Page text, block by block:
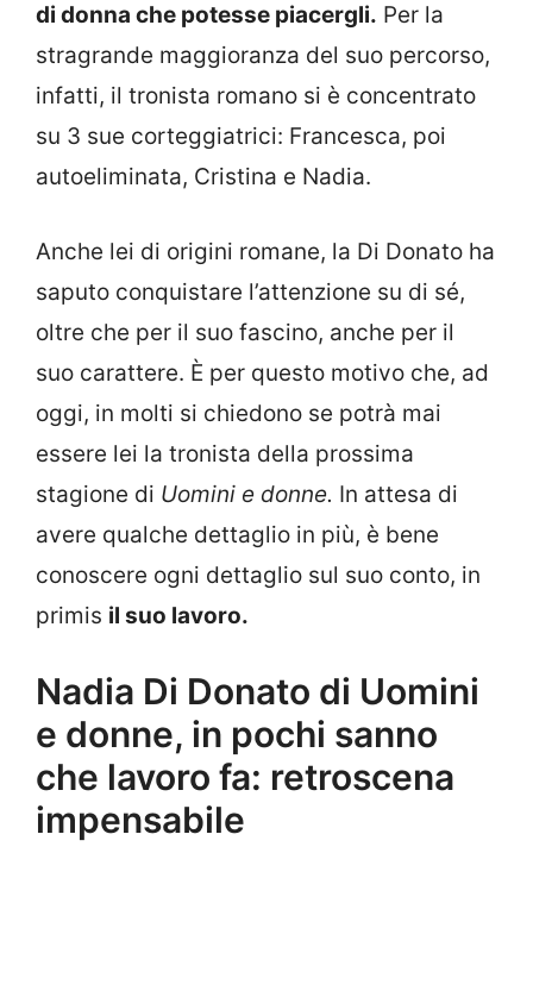
di donna che potesse piacergli. Per la
stragrande maggioranza del suo percorso,
infatti, il tronista romano si è concentrato
su 3 sue corteggiatrici: Francesca, poi
autoeliminata, Cristina e Nadia.
Anche lei di origini romane, la Di Donato ha
saputo conquistare l’attenzione su di sé,
oltre che per il suo fascino, anche per il
suo carattere. È per questo motivo che, ad
oggi, in molti si chiedono se potrà mai
essere lei la tronista della prossima
stagione di Uomini e donne. In attesa di
avere qualche dettaglio in più, è bene
conoscere ogni dettaglio sul suo conto, in
primis il suo lavoro.
Nadia Di Donato di Uomini
e donne, in pochi sanno
che lavoro fa: retroscena
impensabile